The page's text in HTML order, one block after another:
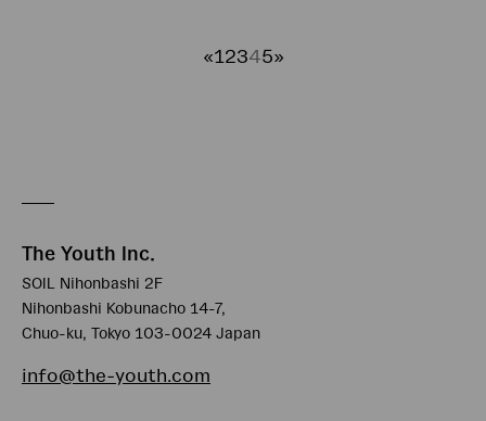
«12345»
The Youth Inc.
SOIL Nihonbashi 2F
Nihonbashi Kobunacho 14-7,
Chuo-ku, Tokyo 103-0024 Japan
info@the-youth.com